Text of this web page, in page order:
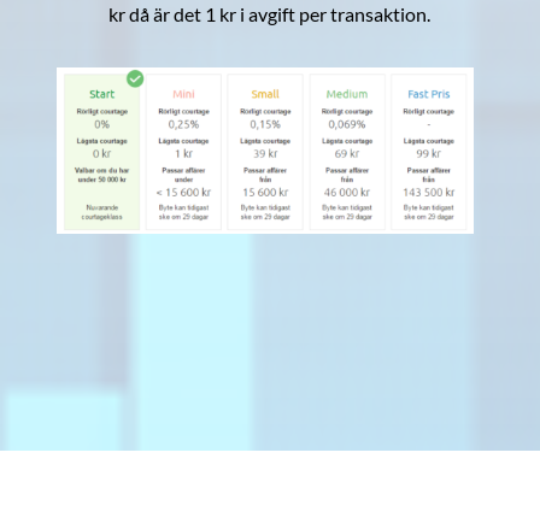
kr då är det 1 kr i avgift per transaktion.